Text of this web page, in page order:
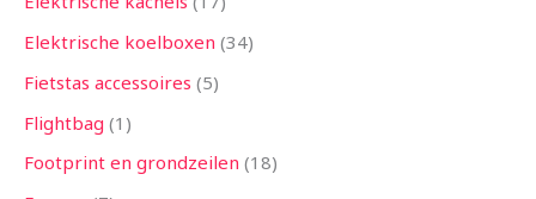
Elektrische koelboxen 34
Fietstas accessoires 5
Flightbag 1
Footprint en grondzeilen 18